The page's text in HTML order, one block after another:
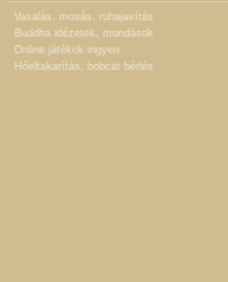
Vasalás, mosás, ruhajavítás
Buddha idézetek, mondások
Online játékok ingyen
Hóeltakarítás, bobcat bérlés